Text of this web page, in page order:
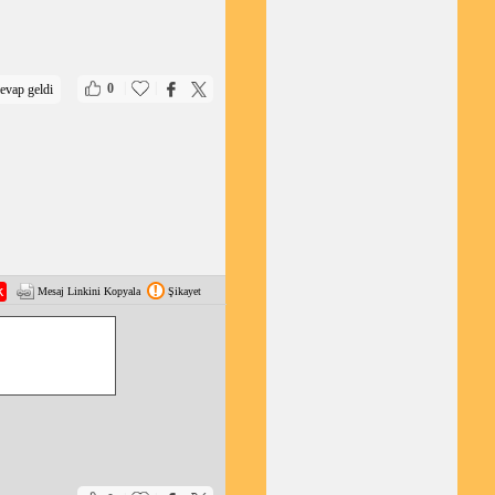
0
geldi
Mesaj Linkini Kopyala Şikayet